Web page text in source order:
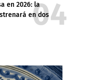
en 2026: la
en dos